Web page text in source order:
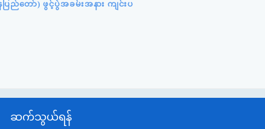
ည်တော်) ဖွင့်ပွဲအခမ်းအနား ကျင်းပ
ဆက်သွယ်ရန်